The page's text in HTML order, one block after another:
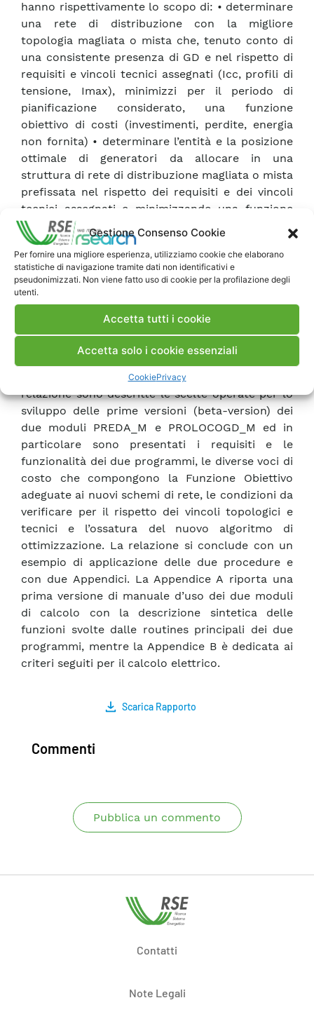
Gestione Consenso Cookie
Per fornire una migliore esperienza, utilizziamo cookie che elaborano
statistiche di navigazione tramite dati non identificativi e
pseudonimizzati. Non viene fatto uso di cookie per la profilazione degli
utenti.
Accetta tutti i cookie
Accetta solo i cookie essenziali
CookiePrivacy
hanno rispettivamente lo scopo di: • determinare
una rete di distribuzione con la migliore
topologia magliata o mista che, tenuto conto di
una consistente presenza di GD e nel rispetto di
requisiti e vincoli tecnici assegnati (Icc, profili di
tensione, Imax), minimizzi per il periodo di
pianificazione considerato, una funzione
obiettivo di costi (investimenti, perdite, energia
non fornita) • determinare l’entità e la posizione
ottimale di generatori da allocare in una
struttura di rete di distribuzione magliata o mista
prefissata nel rispetto dei requisiti e dei vincoli
tecnici assegnati e minimizzando una funzione
obiettivo di costi dello stesso tipo di quella
precedente. Questi due nuovi strumenti
affiancano, in un ambiente denominato SPREAD
(versione 3.0), altri moduli, adatti alla
pianificazione di reti MT con GD ma a struttura
con il DIEE dell’Università di Cagliari nel corso del
progetto di RdS Gendis. I moduli per reti radiali
corrispondenti moduli per reti magliate. Nella
relazione sono descritte le scelte operate per lo
sviluppo delle prime versioni (beta-version) dei
due moduli PREDA_M e PROLOCOGD_M ed in
particolare sono presentati i requisiti e le
funzionalità dei due programmi, le diverse voci di
costo che compongono la Funzione Obiettivo
adeguate ai nuovi schemi di rete, le condizioni da
verificare per il rispetto dei vincoli topologici e
tecnici e l’ossatura del nuovo algoritmo di
ottimizzazione. La relazione si conclude con un
esempio di applicazione delle due procedure e
con due Appendici. La Appendice A riporta una
prima versione di manuale d’uso dei due moduli
di calcolo con la descrizione sintetica delle
funzioni svolte dalle routines principali dei due
programmi, mentre la Appendice B è dedicata ai
criteri seguiti per il calcolo elettrico.
Scarica Rapporto
Commenti
Pubblica un commento
Contatti
Note Legali